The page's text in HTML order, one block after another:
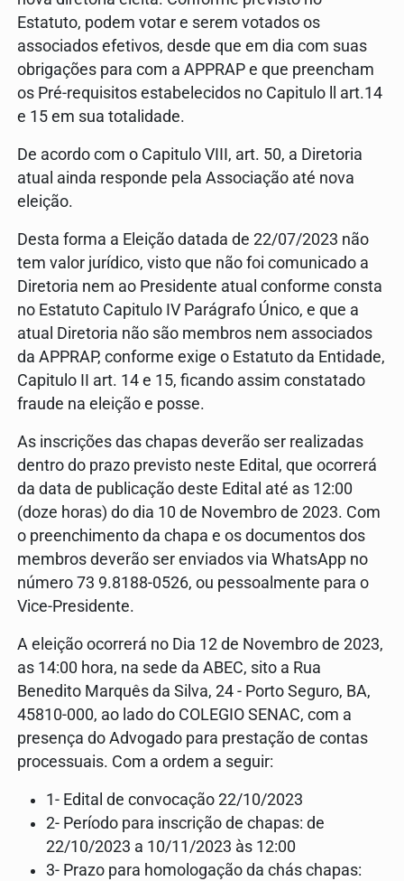
Estatuto, podem votar e serem votados os
associados efetivos, desde que em dia com suas
obrigações para com a APPRAP e que preencham
os Pré-requisitos estabelecidos no Capitulo ll art.14
e 15 em sua totalidade.
De acordo com o Capitulo VIII, art. 50, a Diretoria
atual ainda responde pela Associação até nova
eleição.
Desta forma a Eleição datada de 22/07/2023 não
tem valor jurídico, visto que não foi comunicado a
Diretoria nem ao Presidente atual conforme consta
no Estatuto Capitulo IV Parágrafo Único, e que a
atual Diretoria não são membros nem associados
da APPRAP, conforme exige o Estatuto da Entidade,
Capitulo II art. 14 e 15, ficando assim constatado
fraude na eleição e posse.
As inscrições das chapas deverão ser realizadas
dentro do prazo previsto neste Edital, que ocorrerá
da data de publicação deste Edital até as 12:00
(doze horas) do dia 10 de Novembro de 2023. Com
o preenchimento da chapa e os documentos dos
membros deverão ser enviados via WhatsApp no
número 73 9.8188-0526, ou pessoalmente para o
Vice-Presidente.
A eleição ocorrerá no Dia 12 de Novembro de 2023,
as 14:00 hora, na sede da ABEC, sito a Rua
Benedito Marquês da Silva, 24 - Porto Seguro, BA,
45810-000, ao lado do COLEGIO SENAC, com a
presença do Advogado para prestação de contas
processuais. Com a ordem a seguir:
1- Edital de convocação 22/10/2023
2- Período para inscrição de chapas: de
22/10/2023 a 10/11/2023 às 12:00
3- Prazo para homologação da chás chapas: